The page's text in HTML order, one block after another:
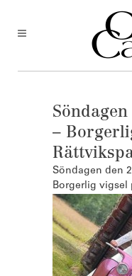
–
Söndagen den
Borgerlig vigsel